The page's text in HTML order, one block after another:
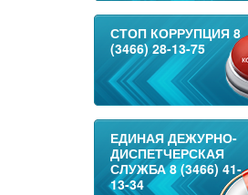
СТОП КОРРУПЦИЯ 8
(3466) 28-13-75
ЕДИНАЯ ДЕЖУРНО-
ДИСПЕТЧЕРСКАЯ
СЛУЖБА 8 (3466) 41-
13-34